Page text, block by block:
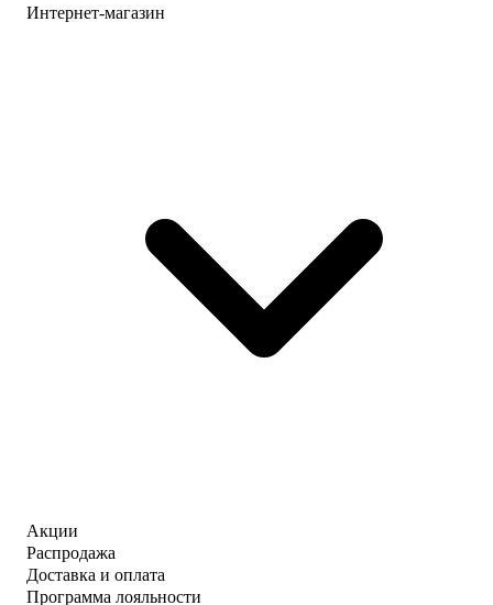
Интернет-магазин
Акции
Распродажа
Доставка и оплата
Программа лояльности